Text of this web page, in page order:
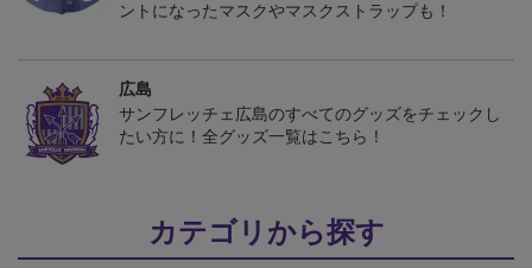
ントになったマスクやマスクストラップも！
広島
サンフレッチェ広島のすべてのグッズをチェックし
たい方に！全グッズ一覧はこちら！
カテゴリから探す